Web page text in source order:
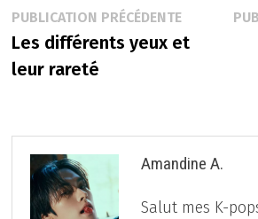
Navigation
de
PUBLICATION PRÉCÉDENTE
précédente :
Les différents yeux et
leur rareté
Amandine A.
Salut mes K-